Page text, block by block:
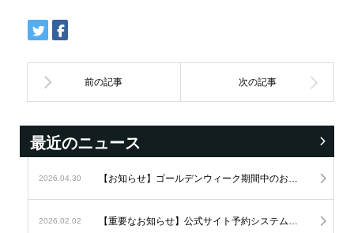
最近のニュース
2026.04.30 【お知らせ】ゴールデンウィーク期間中のお問い合わせにつきまして
2026.02.02 【重要なお知らせ】公式サイト予約システムの変更につきまして